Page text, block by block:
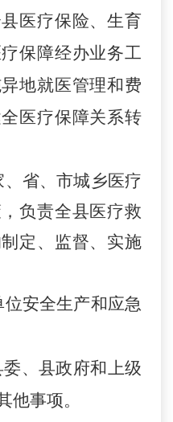
医疗保险、生育
保障经办业务工
地就医管理和费
医疗保障关系转
、省、市城乡医疗
负责全县医疗救
定、监督、实施
位安全生产和应急
委、县政府和上级
他事项。